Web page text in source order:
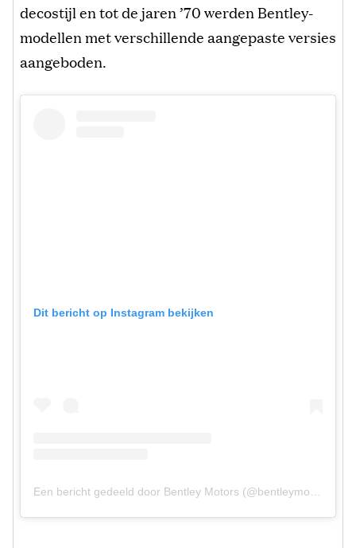
decostijl en tot de jaren ’70 werden Bentley-
modellen met verschillende aangepaste versies
aangeboden.
Dit bericht op Instagram bekijken
Een bericht gedeeld door Bentley Motors (@bentleymotors)